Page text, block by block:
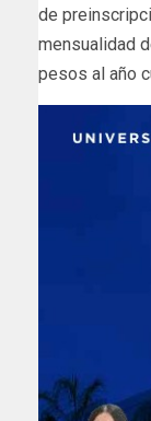
de
mensualidad
pesos al año